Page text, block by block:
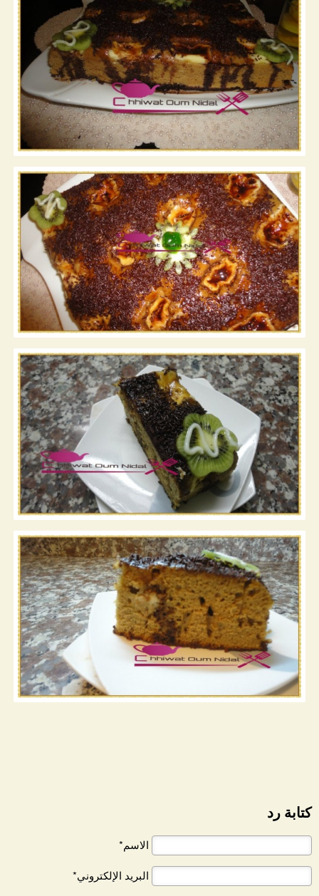
كتابة رد
الاسم*
البريد الإلكتروني*